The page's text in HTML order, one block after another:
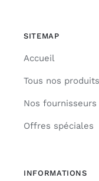
SITEMAP
Accueil
Tous nos produits
Nos fournisseurs
Offres spéciales
INFORMATIONS